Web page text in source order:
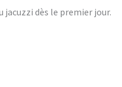
jacuzzi dès le premier jour.